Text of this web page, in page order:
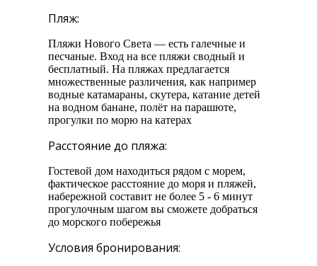
Пляж:
Пляжи Нового Света — есть галечные и
песчаные. Вход на все пляжи сводный и
бесплатный. На пляжах предлагается
множественные различения, как например
водные катамараны, скутера, катание детей
на водном банане, полёт на парашюте,
прогулки по морю на катерах
Расстояние до пляжа:
Гостевой дом находиться рядом с морем,
фактическое расстояние до моря и пляжей,
набережной составит не более 5 - 6 минут
прогулочным шагом вы сможете добраться
до морского побережья
Условия бронирования: